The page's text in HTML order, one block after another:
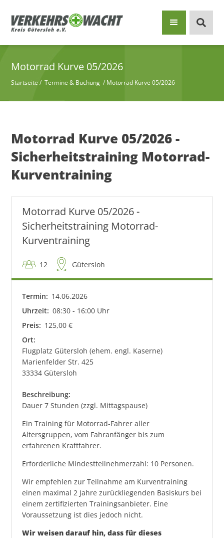
Motorrad Kurve 05/2026
Startseite / Termine & Buchung / Motorrad Kurve 05/2026
Motorrad Kurve 05/2026 -
Sicherheitstraining Motorrad-
Kurventraining
Motorrad Kurve 05/2026 -
Sicherheitstraining Motorrad-
Kurventraining
12 Gütersloh
Termin: 14.06.2026
Uhrzeit: 08:30 - 16:00 Uhr
Preis: 125,00 €
Ort:
Flugplatz Gütersloh (ehem. engl. Kaserne)
Marienfelder Str. 425
33334 Gütersloh
Beschreibung:
Dauer 7 Stunden (zzgl. Mittagspause)
Ein Training für Motorrad-Fahrer aller
Altersgruppen, vom Fahranfänger bis zum
erfahrenen Kraftfahrer.
Erforderliche Mindestteilnehmerzahl: 10 Personen.
Wir empfehlen zur Teilnahme am Kurventraining
einen maximal 2 Jahre zurückliegenden Basiskurs bei
einem zertifizierten Trainingsanbieter. Eine
Voraussetzung ist dies jedoch nicht.
Wir weisen darauf hin, dass für dieses